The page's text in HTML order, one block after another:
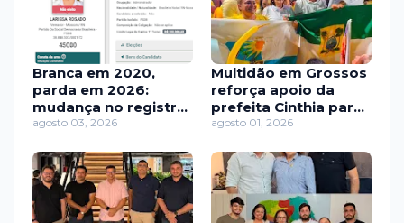
Branca em 2020,
parda em 2026:
mudança no registro
de Larissa Rosado
agosto 03, 2026
Multidão em Grossos
reforça apoio da
prefeita Cinthia para
Zenaide, autora de
em investimentos no
município
agosto 01, 2026